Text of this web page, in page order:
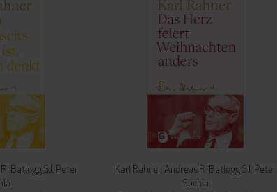
Batlogg SJ, Peter
Karl Rahner, Andreas R. Batlogg SJ, Peter
Suchla